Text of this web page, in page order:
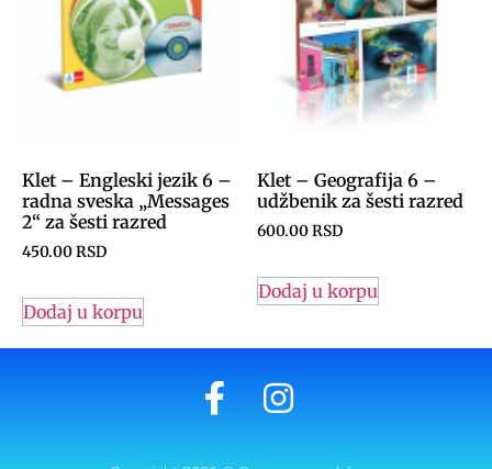
Klet – Engleski jezik 6 –
radna sveska „Messages
2“ za šesti razred
450.00RSD
Dodaj u korpu
Klet – Geografija 6 –
udžbenik za šesti razred
600.00RSD
Dodaj u korpu